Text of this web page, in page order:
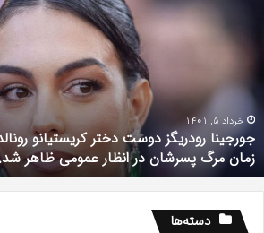
رونالدو
برای
اولین
زمان
مرگ
پسرشان
خرداد 5, 1401
جورجینا رودریگز دوست دختر کریستیانو
زمان مرگ پسرشان در انظار عمومی ظاهر
دسته‌ها